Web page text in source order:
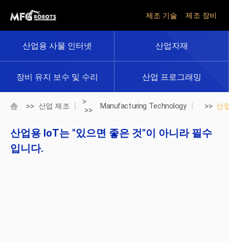
제조 기술 제조 장비
산업용 사물 인터넷 산업자재
장비 유지 보수 및 수리 산업 프로그래밍
>> 산업 제조
>
>>
Manufacturing Technology >> 산
산업용 IoT는 "있으면 좋은 것"이 아니라 필수
입니다.